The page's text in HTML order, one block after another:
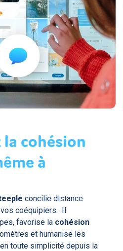
cohésion
à
concilie distance
coéquipiers. Il
favorise la cohésion
et humanise les
toute simplicité depuis la